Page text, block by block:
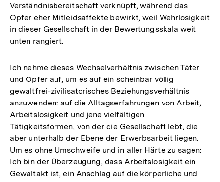
Verständnisbereitschaft verknüpft, während das
Opfer eher Mitleidsaffekte bewirkt, weil Wehrlosigkeit
in dieser Gesellschaft in der Bewertungsskala weit
unten rangiert.
Ich nehme dieses Wechselverhältnis zwischen Täter
und Opfer auf, um es auf ein scheinbar völlig
gewaltfrei-zivilisatorisches Beziehungsverhältnis
anzuwenden: auf die Alltagserfahrungen von Arbeit,
Arbeitslosigkeit und jene vielfältigen
Tätigkeitsformen, von der die Gesellschaft lebt, die
aber unterhalb der Ebene der Erwerbsarbeit liegen.
Um es ohne Umschweife und in aller Härte zu sagen:
Ich bin der Überzeugung, dass Arbeitslosigkeit ein
Gewaltakt ist, ein Anschlag auf die körperliche und